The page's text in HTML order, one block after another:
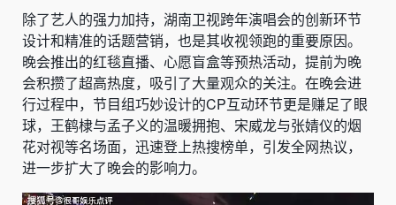
除了艺人的强力加持，湖南卫视跨年演唱会的创新环节
设计和精准的话题营销，也是其收视领跑的重要原因。
晚会推出的红毯直播、心愿盲盒等预热活动，提前为晚
会积攒了超高热度，吸引了大量观众的关注。在晚会进
行过程中，节目组巧妙设计的CP互动环节更是赚足了眼
球，王鹤棣与孟子义的温暖拥抱、宋威龙与张婧仪的烟
花对视等名场面，迅速登上热搜榜单，引发全网热议，
进一步扩大了晚会的影响力。